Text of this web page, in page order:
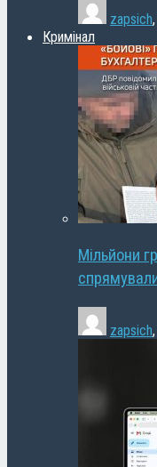
zapsich,
Кримінал
Мільйони
zapsich,